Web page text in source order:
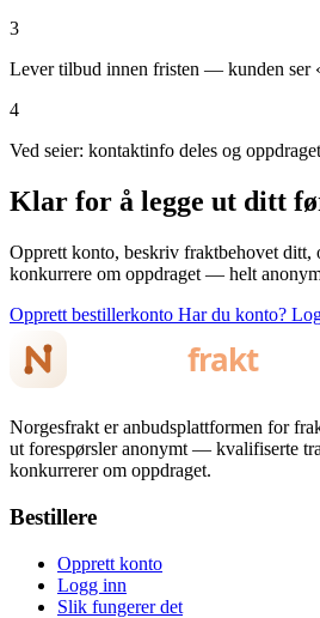
3
Lever tilbud innen fristen — kunden ser
4
Ved seier: kontaktinfo deles og
Klar for å legge ut ditt
Opprett konto, beskriv fraktbehovet ditt,
konkurrere om oppdraget — helt
Opprett bestillerkonto Har du konto?
Norgesfrakt er anbudsplattformen for
ut forespørsler anonymt — kvalifiserte
konkurrerer om oppdraget.
Bestillere
Opprett konto
Logg inn
Slik fungerer det